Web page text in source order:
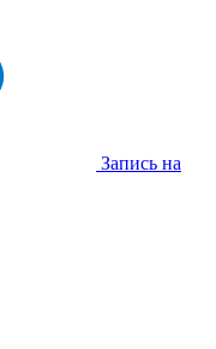
Запись на